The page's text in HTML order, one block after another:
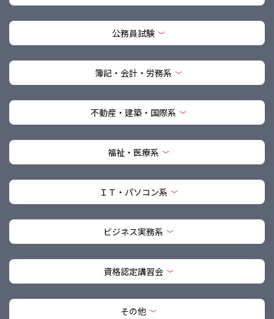
公務員試験
簿記・会計・労務系
不動産・建築・国際系
福祉・医療系
ＩＴ・パソコン系
ビジネス実務系
資格認定講習会
その他